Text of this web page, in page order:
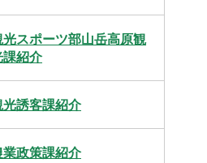
光スポーツ部山岳高原観
課紹介
光誘客課紹介
業政策課紹介